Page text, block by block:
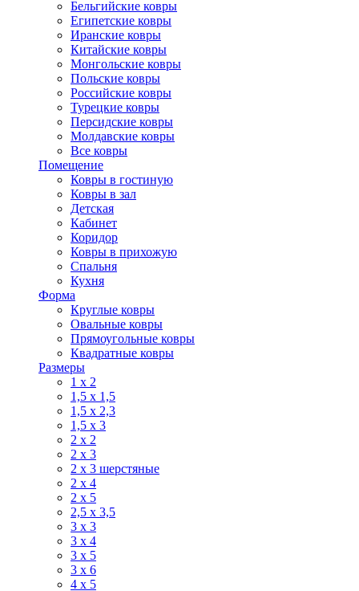
Бельгийские ковры
Египетские ковры
Иранские ковры
Китайские ковры
Монгольские ковры
Польские ковры
Российские ковры
Турецкие ковры
Персидские ковры
Молдавские ковры
Все ковры
Помещение
Ковры в гостиную
Ковры в зал
Детская
Кабинет
Коридор
Ковры в прихожую
Спальня
Кухня
Форма
Круглые ковры
Овальные ковры
Прямоугольные ковры
Квадратные ковры
Размеры
1 х 2
1,5 х 1,5
1,5 х 2,3
1,5 х 3
2 х 2
2 х 3
2 х 3 шерстяные
2 х 4
2 х 5
2,5 х 3,5
3 х 3
3 х 4
3 х 5
3 х 6
4 х 5